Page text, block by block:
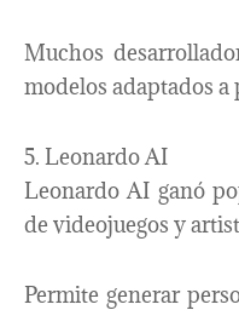
Muchos
modelos adaptados a
5. Leonardo AI
Leonardo AI ganó
de videojuegos y
Permite generar